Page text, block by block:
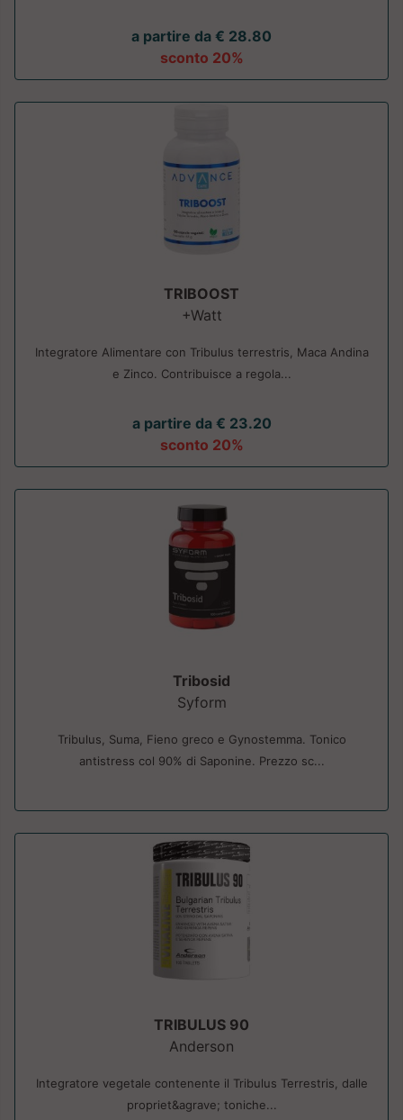
a partire da € 28.80
sconto 20%
TRIBOOST
+Watt
Integratore Alimentare con Tribulus terrestris, Maca Andina
e Zinco. Contribuisce a regola...
a partire da € 23.20
sconto 20%
Tribosid
Syform
Tribulus, Suma, Fieno greco e Gynostemma. Tonico
antistress col 90% di Saponine. Prezzo sc...
TRIBULUS 90
Anderson
Integratore vegetale contenente il Tribulus Terrestris, dalle
propriet&agrave; toniche...